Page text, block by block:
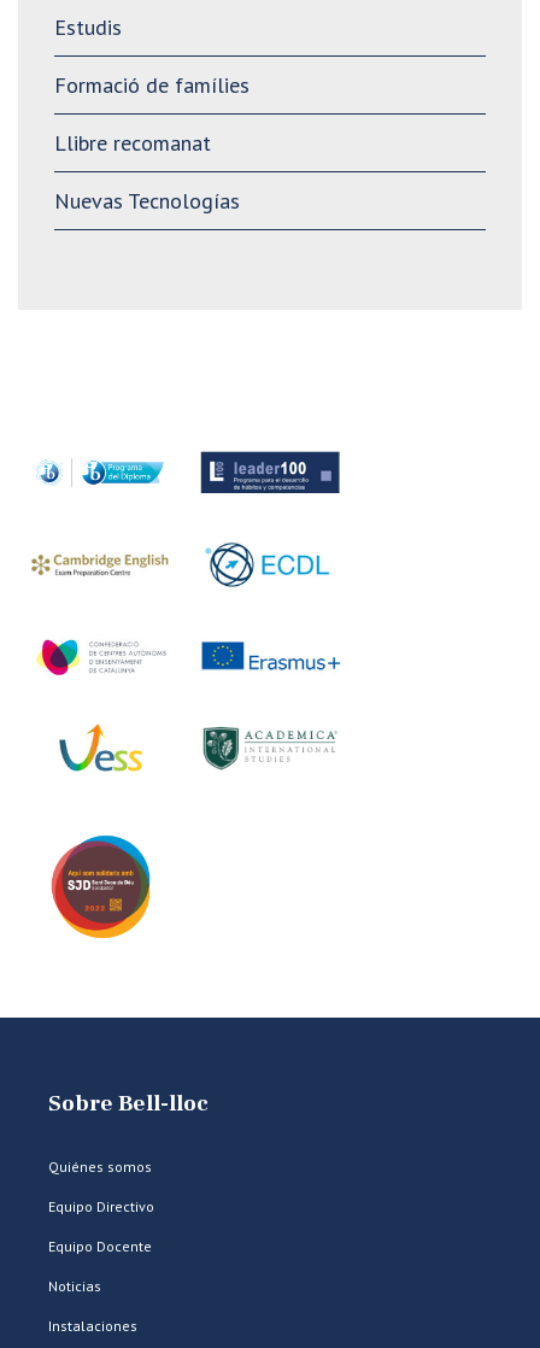
Estudis
Formació de famílies
Llibre recomanat
Nuevas Tecnologías
Sobre Bell-lloc
Quiénes somos
Equipo Directivo
Equipo Docente
Noticias
Instalaciones